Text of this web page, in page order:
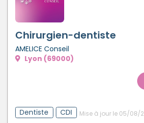
Chirurgien-dentiste
AMELICE Conseil
Lyon (69000)
Dentiste CDI Mise à jour le 05/08/